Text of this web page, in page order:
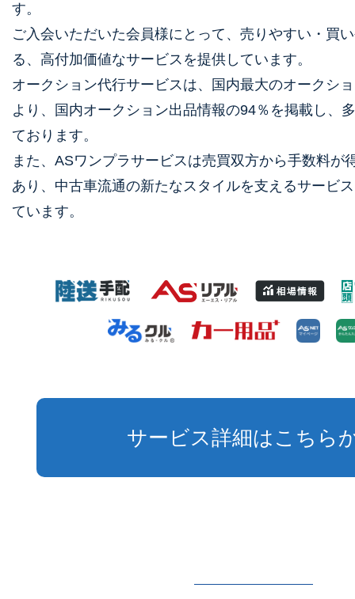
す。
ご入会いただいた会員様にとって、売りやすい・買
る、高付加価値なサービスを提供しています。
オークション代⾏サービスは、国内最⼤のオークシ
より、国内オークション出品情報の94％を掲載し、
ております。
また、ASワンプラサービスは売買双⽅から⼿数料が
あり、中古⾞流通の新たなスタイルを⽀えるサービ
ています。
サービス詳細はこちら